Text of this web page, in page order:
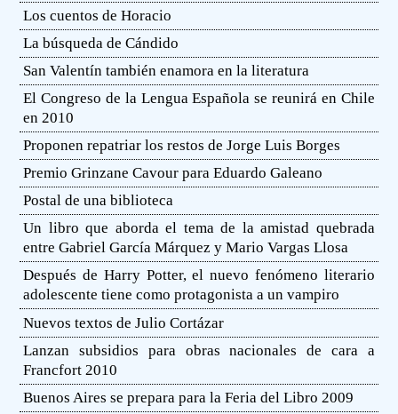
Los cuentos de Horacio
La búsqueda de Cándido
San Valentín también enamora en la literatura
El Congreso de la Lengua Española se reunirá en Chile
en 2010
Proponen repatriar los restos de Jorge Luis Borges
Premio Grinzane Cavour para Eduardo Galeano
Postal de una biblioteca
Un libro que aborda el tema de la amistad quebrada
entre Gabriel García Márquez y Mario Vargas Llosa
Después de Harry Potter, el nuevo fenómeno literario
adolescente tiene como protagonista a un vampiro
Nuevos textos de Julio Cortázar
Lanzan subsidios para obras nacionales de cara a
Francfort 2010
Buenos Aires se prepara para la Feria del Libro 2009